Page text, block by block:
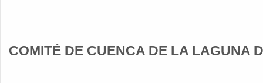
COMITÉ DE CUENCA DE LA LAGUNA